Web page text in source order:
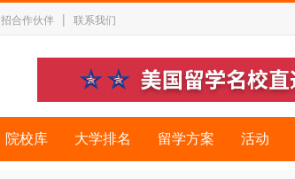
招合作伙伴 | 联系我们
院校库 大学排名 留学方案 活动